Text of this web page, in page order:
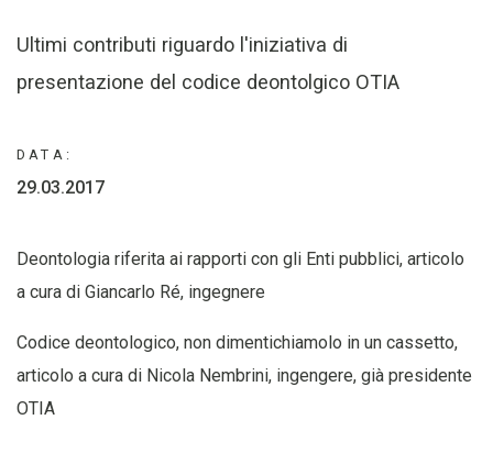
Ultimi contributi riguardo l'iniziativa di
presentazione del codice deontolgico OTIA
DATA:
29.03.2017
Deontologia riferita ai rapporti con gli Enti pubblici, articolo
a cura di Giancarlo Ré, ingegnere
Codice deontologico, non dimentichiamolo in un cassetto,
articolo a cura di Nicola Nembrini, ingengere, già presidente
OTIA